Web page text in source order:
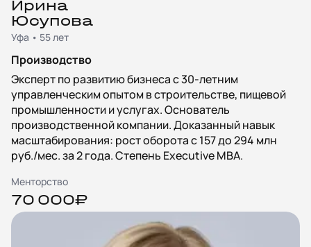
Ирина
Юсупова
Уфа • 55 лет
Производство
Эксперт по развитию бизнеса с 30-летним
управленческим опытом в строительстве, пищевой
промышленности и услугах. Основатель
производственной компании. Доказанный навык
масштабирования: рост оборота с 157 до 294 млн
руб./мес. за 2 года. Степень Executive MBA.
Менторство
70 000₽